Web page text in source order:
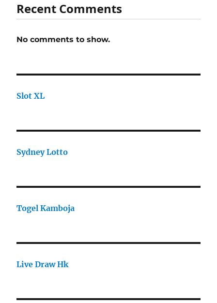
Recent Comments
No comments to show.
Slot XL
Sydney Lotto
Togel Kamboja
Live Draw Hk